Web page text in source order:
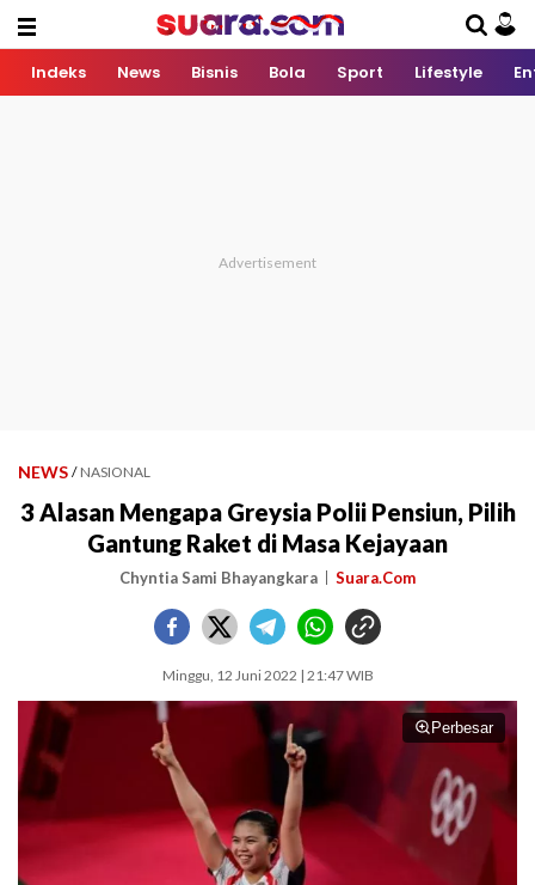
Indeks News Bisnis Bola Sport Lifestyle
NEWS / NASIONAL
3 Alasan Mengapa Greysia Polii Pensiun, Pilih
Gantung Raket di Masa Kejayaan
Chyntia Sami Bhayangkara Suara.Com
Minggu, 12 Juni 2022 | 21:47 WIB
Perbesar